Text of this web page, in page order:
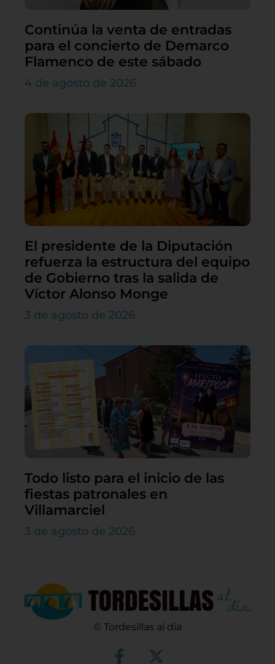
Continúa la venta de entradas
para el concierto de Demarco
Flamenco de este sábado
4 de agosto de 2026
El presidente de la Diputación
refuerza la estructura del equipo
de Gobierno tras la salida de
Víctor Alonso Monge
3 de agosto de 2026
Todo listo para el inicio de las
fiestas patronales en
Villamarciel
3 de agosto de 2026
© Tordesillas al día